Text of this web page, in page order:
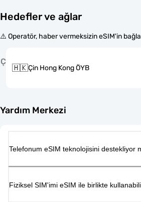
Hedefler ve ağlar
⚠️ Operatör, haber vermeksizin eSIM'in
Ç
🇭🇰Çin Hong Kong ÖYB
Yardım Merkezi
Telefonum eSIM teknolojisini destekliyor
Fiziksel SIM'imi eSIM ile birlikte